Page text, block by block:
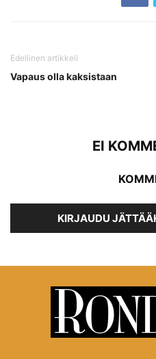
Edellinen artikkeli
Vapaus olla kaksistaan
EI
KIRJAUDU